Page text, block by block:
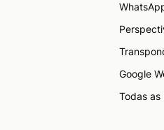
Google
Todas